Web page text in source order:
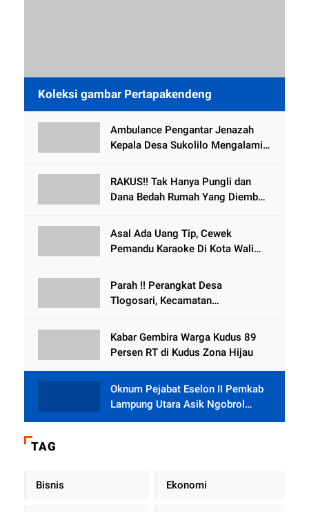
Koleksi gambar Pertapakendeng
Ambulance Pengantar Jenazah
Kepala Desa Sukolilo Mengalami
Meninggal Dunia
RAKUS!! Tak Hanya Pungli dan
Dana Bedah Rumah Yang Diembat,
Tlogowungu, di Duga
Selewengkan Bantuan Mushola
Asal Ada Uang Tip, Cewek
Pemandu Karaoke Di Kota Wali
Parah !! Perangkat Desa
Tlogosari, Kecamatan
Rumah dari BAZNAS
Kabar Gembira Warga Kudus 89
Persen RT di Kudus Zona Hijau
Oknum Pejabat Eselon II Pemkab
Lampung Utara Asik Ngobrol
Dengan Teman Kencan Wanitanya
TAG
Bisnis Ekonomi